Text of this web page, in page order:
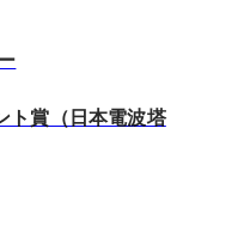
ト賞（日本電波塔